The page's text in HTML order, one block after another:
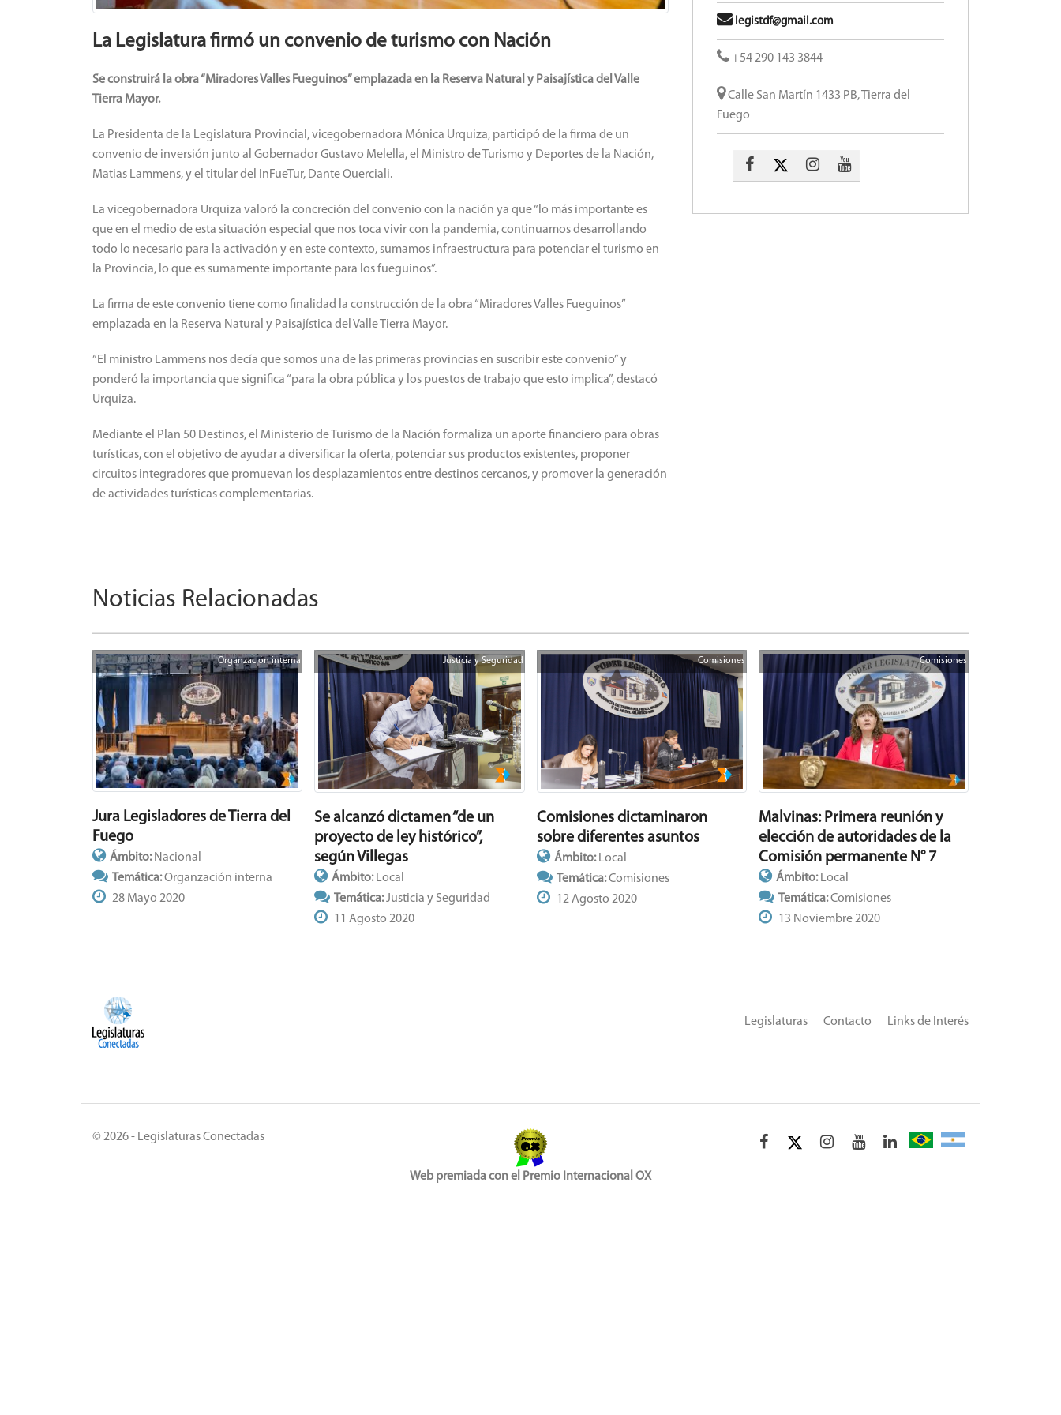
La Legislatura firmó un convenio de turismo con Nación
Se construirá la obra “Miradores Valles Fueguinos” emplazada en la Reserva Natural y Paisajística del Valle
Tierra Mayor.
La Presidenta de la Legislatura Provincial, vicegobernadora Mónica Urquiza, participó de la firma de un
convenio de inversión junto al Gobernador Gustavo Melella, el Ministro de Turismo y Deportes de la Nación,
Matias Lammens, y el titular del InFueTur, Dante Querciali.
La vicegobernadora Urquiza valoró la concreción del convenio con la nación ya que “lo más importante es
que en el medio de esta situación especial que nos toca vivir con la pandemia, continuamos desarrollando
todo lo necesario para la activación y en este contexto, sumamos infraestructura para potenciar el turismo en
la Provincia, lo que es sumamente importante para los fueguinos”.
La firma de este convenio tiene como finalidad la construcción de la obra “Miradores Valles Fueguinos”
emplazada en la Reserva Natural y Paisajística del Valle Tierra Mayor.
“El ministro Lammens nos decía que somos una de las primeras provincias en suscribir este convenio” y
ponderó la importancia que significa “para la obra pública y los puestos de trabajo que esto implica”, destacó
Urquiza.
Mediante el Plan 50 Destinos, el Ministerio de Turismo de la Nación formaliza un aporte financiero para obras
turísticas, con el objetivo de ayudar a diversificar la oferta, potenciar sus productos existentes, proponer
circuitos integradores que promuevan los desplazamientos entre destinos cercanos, y promover la generación
de actividades turísticas complementarias.
legistdf@gmail.com
+54 290 143 3844
Calle San Martín 1433 PB, Tierra del
Fuego
Noticias Relacionadas
Organzación interna
Jura Legisladores de Tierra del
Fuego
Ámbito:Nacional
Temática:Organzación interna
28 Mayo 2020
Justicia y Seguridad
Se alcanzó dictamen “de un
proyecto de ley histórico”,
según Villegas
Ámbito: Local
Temática:Justicia y Seguridad
11 Agosto 2020
Comisiones
Comisiones dictaminaron
sobre diferentes asuntos
Ámbito: Local
Temática:Comisiones
12 Agosto 2020
Comisiones
Malvinas: Primera reunión y
elección de autoridades de la
Comisión permanente N° 7
Ámbito: Local
Temática:Comisiones
13 Noviembre 2020
Links de Interés
Contacto
Legislaturas
© 2026 - Legislaturas Conectadas
Web premiada con el Premio Internacional OX